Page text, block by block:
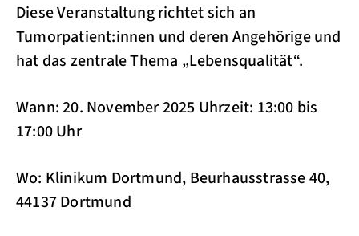
Diese Veranstaltung richtet sich an
Tumorpatient:innen und deren Angehörige und
hat das zentrale Thema „Lebensqualität“.
Wann: 20. November 2025 Uhrzeit: 13:00 bis
17:00 Uhr
Wo: Klinikum Dortmund, Beurhausstrasse 40,
44137 Dortmund